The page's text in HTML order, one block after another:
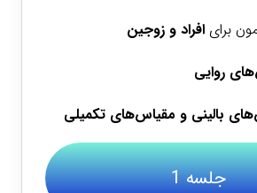
برایافراد و زوجین
روایی
بالینی و مقیاس‌های تکمیلی
جلسه 1